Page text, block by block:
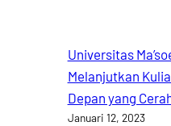
Universitas
Melanjutkan
Depan yang
Januari 12, 2023